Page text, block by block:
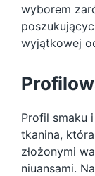
wyborem
wyjątkowej
Profil smaku
tkanina,
złożonymi
niuansami.